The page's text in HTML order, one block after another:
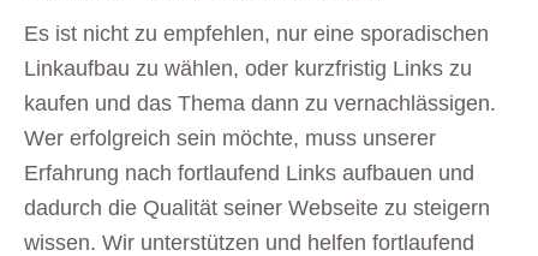
Es ist nicht zu empfehlen, nur eine sporadischen
Linkaufbau zu wählen, oder kurzfristig Links zu
kaufen und das Thema dann zu vernachlässigen.
Wer erfolgreich sein möchte, muss unserer
Erfahrung nach fortlaufend Links aufbauen und
dadurch die Qualität seiner Webseite zu steigern
wissen. Wir unterstützen und helfen fortlaufend